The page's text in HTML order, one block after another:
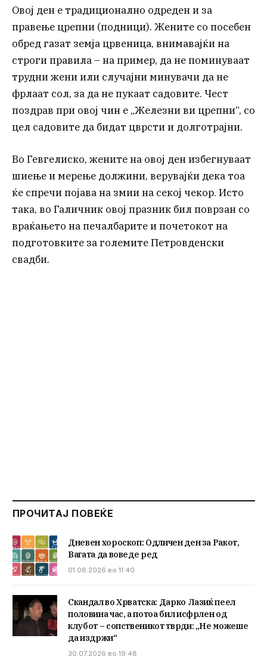
Овој ден е традиционално одреден и за
правење црепни (подници). Жените со посебен
обред газат земја црвеница, внимавајќи на
строги правила – на пример, да не поминуваат
трудни жени или случајни минувачи да не
фрлаат сол, за да не пукаат садовите. Чест
поздрав при овој чин е „Железни ви црепни“, со
цел садовите да бидат цврсти и долготрајни.
Во Гевгелиско, жените на овој ден избегнуваат
шиење и мерење должини, верувајќи дека тоа
ќе спречи појава на змии на секој чекор. Исто
така, во Галичник овој празник бил поврзан со
враќањето на печалбарите и почетокот на
подготовките за големите Петровденски
свадби.
ПРОЧИТАЈ ПОВЕЌЕ
Дневен хороскоп: Одличен ден за Ракот,
Вагата да воведе ред
01.08.2026 во 11:40
Скандал во Хрватска: Дарко Лазиќ пеел
половина час, а потоа бил исфрлен од
клубот – сопственикот тврди: „Не можеше
да издржи“
30.07.2026 во 19:48